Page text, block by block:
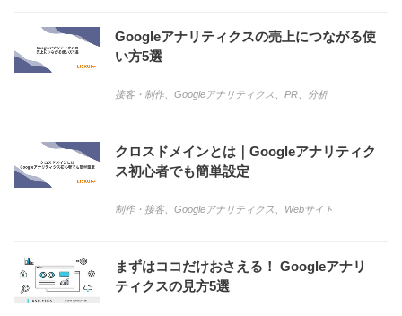
Googleアナリティクスの売上につながる使
い方5選
接客・制作、 Googleアナリティクス PR 分析
クロスドメインとは｜Googleアナリティク
ス初心者でも簡単設定
制作・接客、 Googleアナリティクス Webサイト
まずはココだけおさえる！ Googleアナリ
ティクスの見方5選